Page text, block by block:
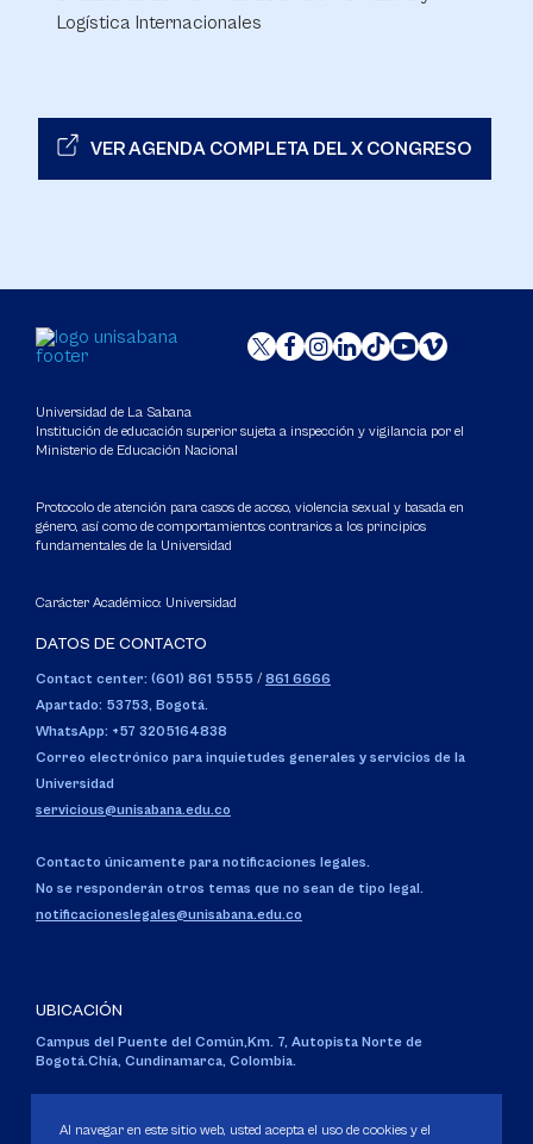
Logística Internacionales
VER AGENDA COMPLETA DEL X CONGRESO
Universidad de La Sabana
Institución de educación superior sujeta a inspección y vigilancia por el
Ministerio de Educación Nacional
Protocolo de atención para casos de acoso, violencia sexual y basada en
género, así como de comportamientos contrarios a los principios
fundamentales de la Universidad
Carácter Académico: Universidad
DATOS DE CONTACTO
Contact center: (601) 861 5555 / 861 6666
Apartado: 53753, Bogotá.
WhatsApp: +57 3205164838
Correo electrónico para inquietudes generales y servicios de la
Universidad
servicious@unisabana.edu.co
Contacto únicamente para notificaciones legales.
No se responderán otros temas que no sean de tipo legal.
notificacioneslegales@unisabana.edu.co
UBICACIÓN
Campus del Puente del Común,Km. 7, Autopista Norte de
Bogotá.Chía, Cundinamarca, Colombia.
Personería Jurídica:Resolución 130 del 14 de enero de 1980.
Al navegar en este sitio web, usted acepta el uso de cookies y el